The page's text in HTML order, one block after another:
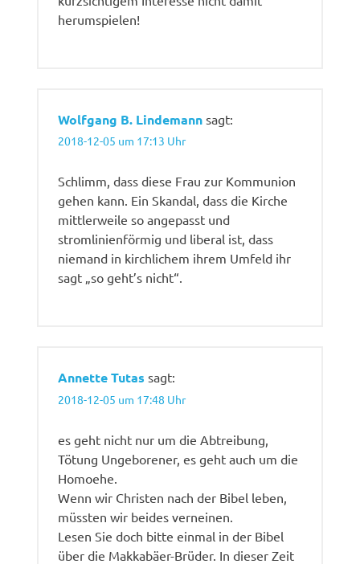
herumspielen!
Wolfgang B. Lindemann sagt:
2018-12-05 um 17:13 Uhr
Schlimm, dass diese Frau zur Kommunion
gehen kann. Ein Skandal, dass die Kirche
mittlerweile so angepasst und
stromlinienförmig und liberal ist, dass
niemand in kirchlichem ihrem Umfeld ihr
sagt „so geht’s nicht“.
Annette Tutas sagt:
2018-12-05 um 17:48 Uhr
es geht nicht nur um die Abtreibung,
Tötung Ungeborener, es geht auch um die
Homoehe.
Wenn wir Christen nach der Bibel leben,
müssten wir beides verneinen.
Lesen Sie doch bitte einmal in der Bibel
über die Makkabäer-Brüder. In dieser Zeit